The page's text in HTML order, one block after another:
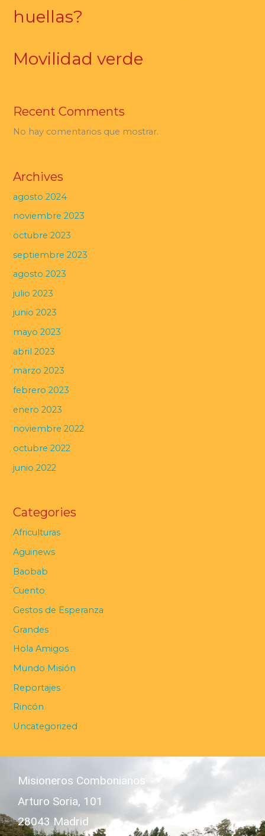
huellas?
Movilidad verde
Recent Comments
No hay comentarios que mostrar.
Archives
agosto 2024
noviembre 2023
octubre 2023
septiembre 2023
agosto 2023
julio 2023
junio 2023
mayo 2023
abril 2023
marzo 2023
febrero 2023
enero 2023
noviembre 2022
octubre 2022
junio 2022
Categories
Africulturas
Aguinews
Baobab
Cuento
Gestos de Esperanza
Grandes
Hola Amigos
Mundo Misión
Reportajes
Rincón
Uncategorized
Misioneros Combonianos
Arturo Soria, 101
28043 Madrid